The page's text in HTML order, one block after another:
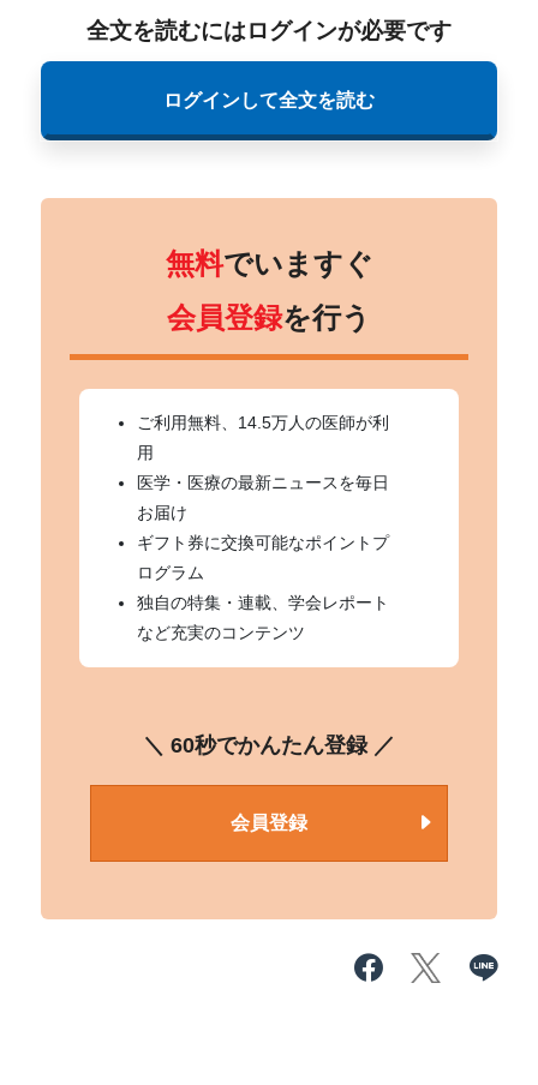
全文を読むにはログインが必要です
ログインして全文を読む
無料でいますぐ
会員登録を行う
ご利用無料、14.5万人の医師が利
用
医学・医療の最新ニュースを毎日
お届け
ギフト券に交換可能なポイントプ
ログラム
独自の特集・連載、学会レポート
など充実のコンテンツ
＼ 60秒でかんたん登録 ／
会員登録